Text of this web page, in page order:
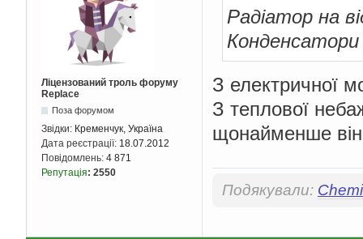
Ліцензований троль форуму
Replace
Поза форумом
Звідки: Кременчук, Україна
Дата реєстрації: 18.07.2012
Повідомлень: 4 871
Репутація: 2550
Радіатор на
Конденсатори
З електричної
З теплової
щонайменше
Подякували: